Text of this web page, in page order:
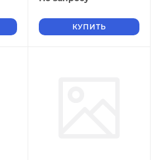
КУПИТЬ